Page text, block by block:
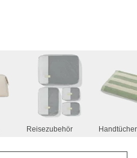
Reisezubehör Handtücher